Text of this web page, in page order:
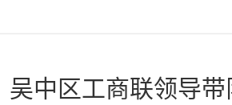
吴中区工商联领导